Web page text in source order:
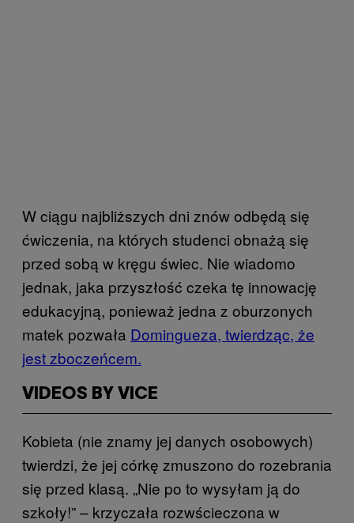
W ciągu najbliższych dni znów odbędą się
ćwiczenia, na których studenci obnażą się
przed sobą w kręgu świec. Nie wiadomo
jednak, jaka przyszłość czeka tę innowację
edukacyjną, ponieważ jedna z oburzonych
matek pozwała Domingueza, twierdząc, że
jest zboczeńcem.
VIDEOS BY VICE
Kobieta (nie znamy jej danych osobowych)
twierdzi, że jej córkę zmuszono do rozebrania
się przed klasą. „Nie po to wysyłam ją do
szkoły!” – krzyczała rozwścieczona w